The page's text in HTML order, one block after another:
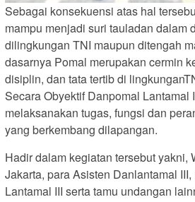
Sebagai konsekuensi atas hal
mampu menjadi suri tauladan dalam
dilingkungan TNI maupun ditengah
dasarnya Pomal merupakan cermin
disiplin, dan tata tertib di
Secara Obyektif Danpomal Lantamal
melaksanakan tugas, fungsi dan
yang berkembang dilapangan.
Hadir dalam kegiatan tersebut yakni,
Jakarta, para Asisten Danlantamal
Lantamal III serta tamu undangan